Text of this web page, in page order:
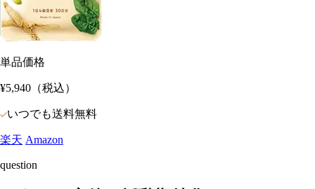
単品価格
¥5,940 （税込）
いつでも送料無料
楽天 Amazon
question